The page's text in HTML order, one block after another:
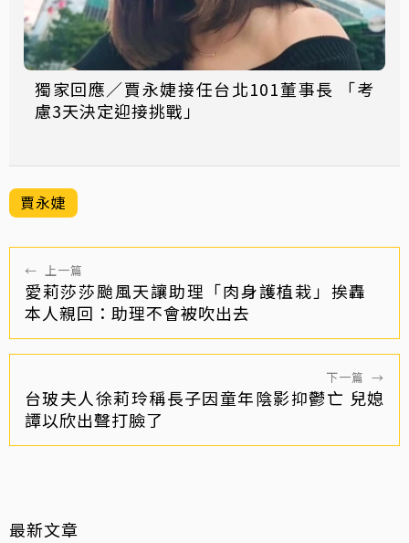
獨家回應／賈永婕接任台北101董事長 「考
慮3天決定迎接挑戰」
賈永婕
← 上一篇
愛莉莎莎颱風天讓助理「肉身護植栽」挨轟
本人親回：助理不會被吹出去
下一篇 →
台玻夫人徐莉玲稱長子因童年陰影抑鬱亡 兒媳
譚以欣出聲打臉了
最新文章